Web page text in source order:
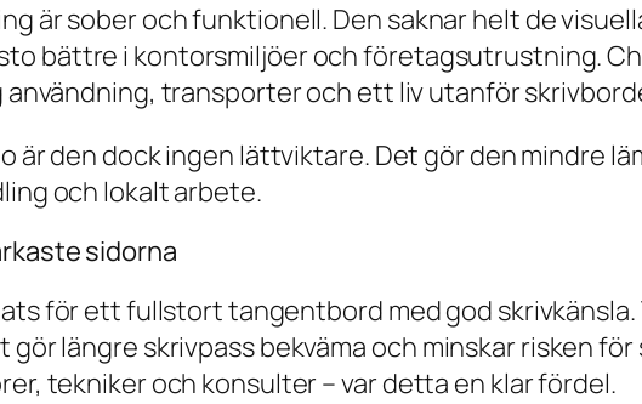
är sober och funktionell. Den saknar helt de
bättre i kontorsmiljöer och företagsutrustning.
transporter och ett liv utanför
är den dock ingen lättviktare. Det gör den mindre
och lokalt arbete.
sidorna
för ett fullstort tangentbord med god
längre skrivpass bekväma och minskar risken
tekniker och konsulter – var detta en klar fördel.